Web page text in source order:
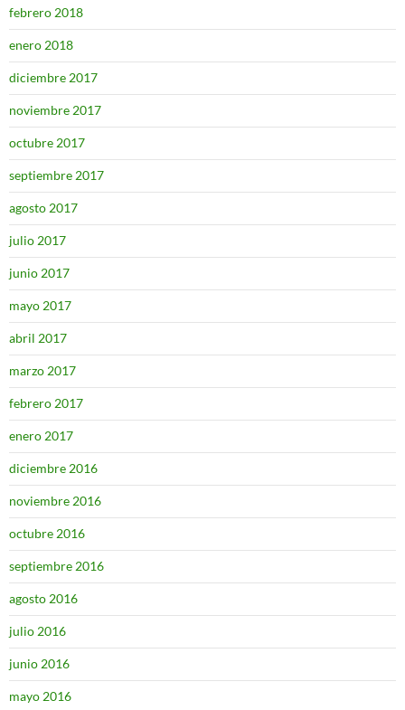
febrero 2018
enero 2018
diciembre 2017
noviembre 2017
octubre 2017
septiembre 2017
agosto 2017
julio 2017
junio 2017
mayo 2017
abril 2017
marzo 2017
febrero 2017
enero 2017
diciembre 2016
noviembre 2016
octubre 2016
septiembre 2016
agosto 2016
julio 2016
junio 2016
mayo 2016